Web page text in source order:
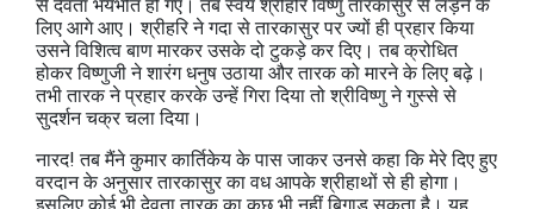
से देवता भयभीत हो गए। तब स्वयं श्रीहरि विष्णु तारकासुर से लड़ने के
लिए आगे आए। श्रीहरि ने गदा से तारकासुर पर ज्यों ही प्रहार किया
उसने विशित्व बाण मारकर उसके दो टुकड़े कर दिए। तब क्रोधित
होकर विष्णुजी ने शारंग धनुष उठाया और तारक को मारने के लिए बढ़े।
तभी तारक ने प्रहार करके उन्हें गिरा दिया तो श्रीविष्णु ने गुस्से से
सुदर्शन चक्र चला दिया।
नारद! तब मैंने कुमार कार्तिकेय के पास जाकर उनसे कहा कि मेरे दिए हुए
वरदान के अनुसार तारकासुर का वध आपके श्रीहाथों से ही होगा।